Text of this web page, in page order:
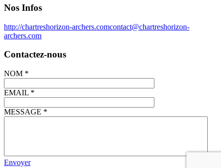
Nos Infos
http://chartreshorizon-archers.comcontact@chartreshorizon-
archers.com
Contactez-nous
NOM *
EMAIL *
MESSAGE *
Envoyer